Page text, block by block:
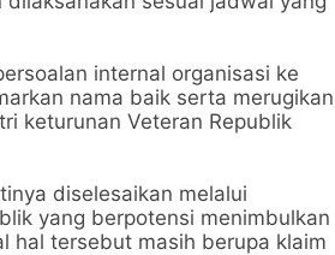
internal organisasi ke
nama baik serta merugikan
keturunan Veteran Republik
diselesaikan melalui
yang berpotensi menimbulkan
hal tersebut masih berupa klaim